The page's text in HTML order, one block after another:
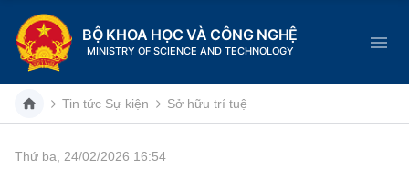
BỘ KHOA HỌC VÀ CÔNG NGHỆ
MINISTRY OF SCIENCE AND TECHNOLOGY
Tin tức Sự kiện Sở hữu trí tuệ
Thứ ba, 24/02/2026 16:54